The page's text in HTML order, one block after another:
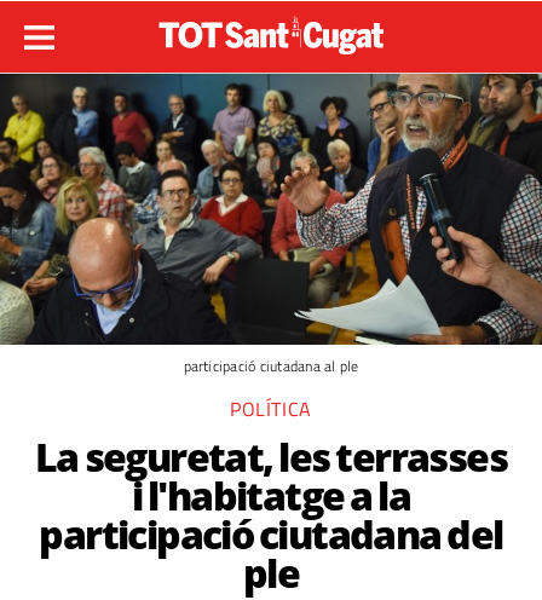
participació ciutadana al ple
POLÍTICA
La seguretat, les terrasses
i l'habitatge a la
participació ciutadana del
ple